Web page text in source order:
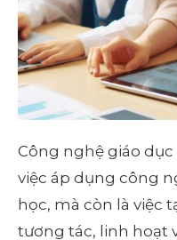
Công nghệ giáo
việc áp dụng công
học, mà còn là việc
tương tác, linh hoạt